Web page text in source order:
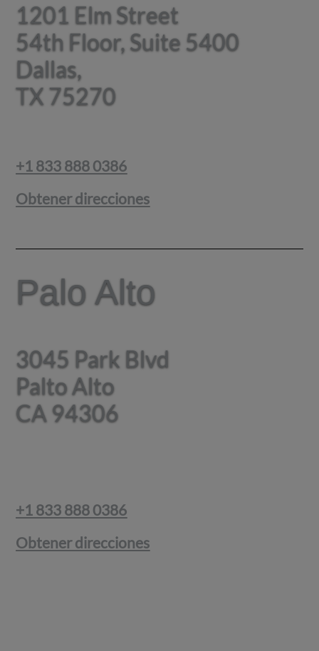
1201 Elm Street
54th Floor, Suite 5400
Dallas,
TX 75270
1201 Elm Street
54th Floor, Suite 5400
Dallas,
TX 75270
+1 833 888 0386
Obtener direcciones
Palo Alto
3045 Park Blvd
Palto Alto
CA 94306
Palo Alto
3045 Park Blvd
Palto Alto
CA 94306
+1 833 888 0386
Obtener direcciones